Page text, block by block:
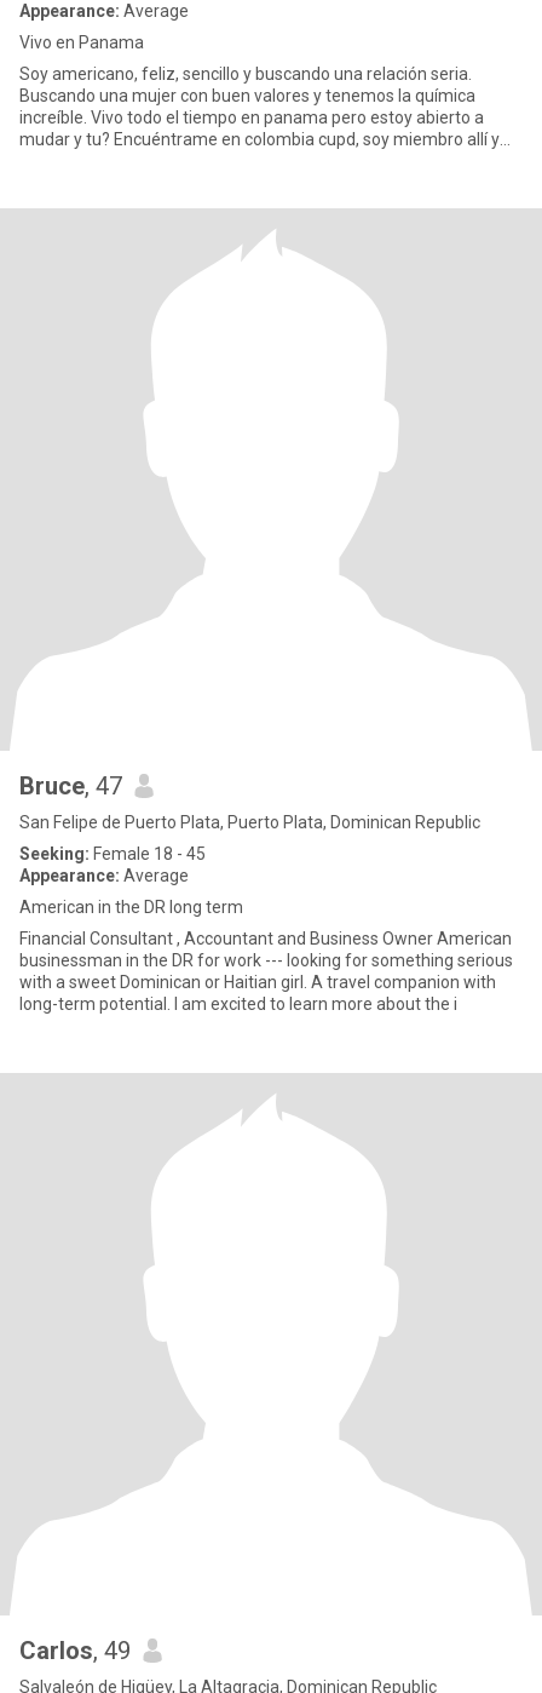
Appearance: Average
Vivo en Panama
Soy americano, feliz, sencillo y buscando una relación seria.
Buscando una mujer con buen valores y tenemos la química
increíble. Vivo todo el tiempo en panama pero estoy abierto a
mudar y tu? Encuéntrame en colombia cupd, soy miembro allí y
Bruce, 47
San Felipe de Puerto Plata, Puerto Plata, Dominican Republic
Seeking: Female 18 - 45
Appearance: Average
American in the DR long term
Financial Consultant , Accountant and Business Owner American
businessman in the DR for work --- looking for something serious
with a sweet Dominican or Haitian girl. A travel companion with
long-term potential. I am excited to learn more about the i
Carlos, 49
Salvaleón de Higüey, La Altagracia, Dominican Republic